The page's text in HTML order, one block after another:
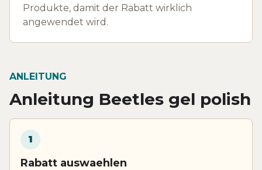
Produkte, damit der Rabatt wirklich
angewendet wird.
ANLEITUNG
Anleitung Beetles gel polish
1
Rabatt auswaehlen